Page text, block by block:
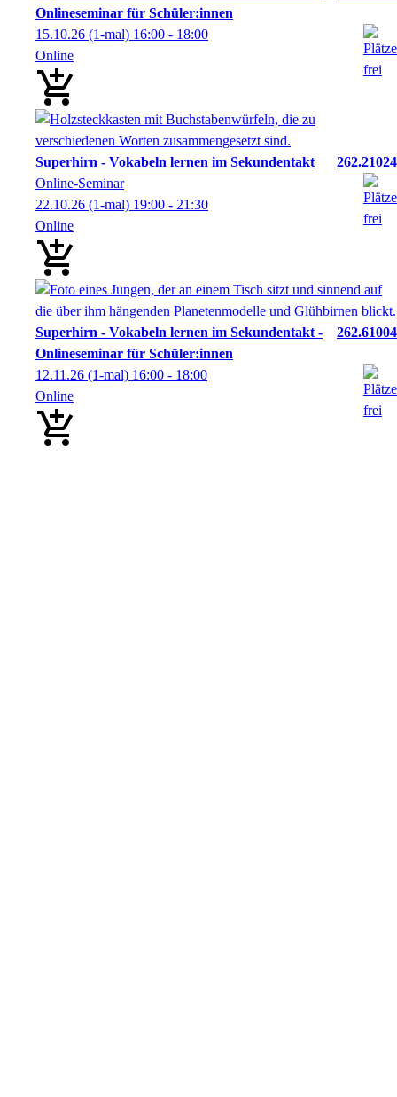
Onlineseminar für Schüler:innen
15.10.26 (1-mal) 16:00 - 18:00
Online
Superhirn - Vokabeln lernen im Sekundentakt
262.21024
Online-Seminar
22.10.26 (1-mal) 19:00 - 21:30
Online
Superhirn - Vokabeln lernen im Sekundentakt -
Onlineseminar für Schüler:innen
262.61004
12.11.26 (1-mal) 16:00 - 18:00
Online